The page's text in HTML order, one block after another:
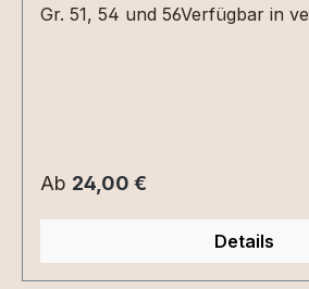
Gr. 51, 54 und 56Verfügbar in
Regulärer Preis:
Ab 24,00 €
Details